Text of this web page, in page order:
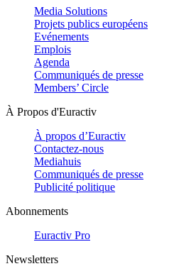
Media Solutions
Projets publics européens
Evénements
Emplois
Agenda
Communiqués de presse
Members’ Circle
À Propos d'Euractiv
À propos d’Euractiv
Contactez-nous
Mediahuis
Communiqués de presse
Publicité politique
Abonnements
Euractiv Pro
Newsletters